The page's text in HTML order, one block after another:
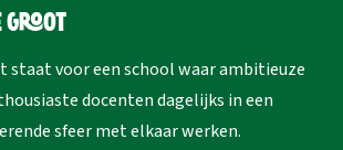
Groot
staat voor een school waar ambitieuze
docenten dagelijks in een
sfeer met elkaar werken.